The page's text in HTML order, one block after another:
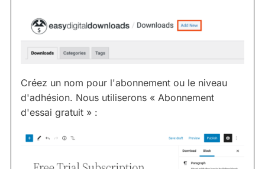
Créez un nom pour l'abonnement ou le niveau
d'adhésion. Nous utiliserons « Abonnement
d'essai gratuit » :